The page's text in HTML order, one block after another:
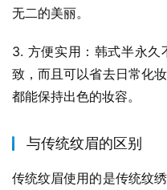
无二的美丽。
3. 方便实用：韩式半永
致，而且可以省去日常化
都能保持出色的妆容。
与传统纹眉的区别
传统纹眉使用的是传统纹